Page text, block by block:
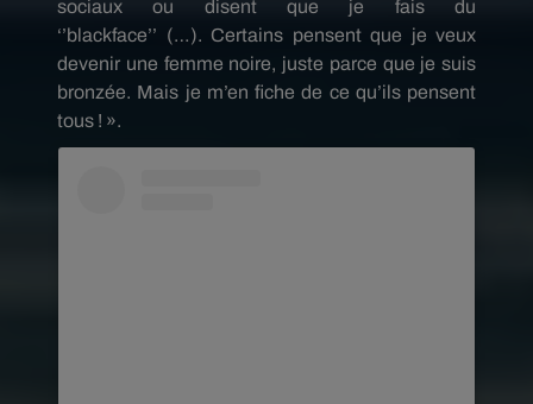
sociaux ou disent que je fais du
‘’blackface’’ (…). Certains pensent que je veux
devenir une femme noire, juste parce que je suis
bronzée. Mais je m’en fiche de ce qu’ils pensent
tous ! ».